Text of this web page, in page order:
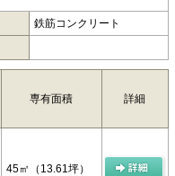
鉄筋コンクリート
専有面積 詳細
45㎡ （13.61坪）